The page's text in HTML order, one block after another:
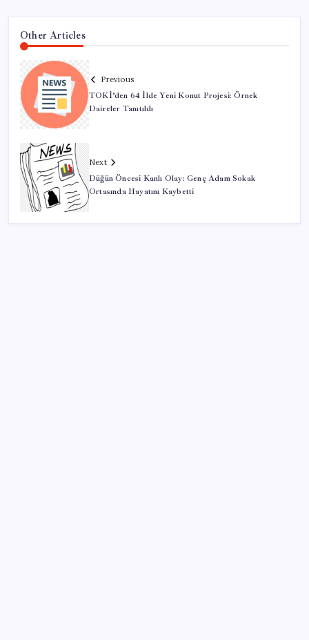
Other Articles
Previous
TOKİ’den 64 İlde Yeni Konut Projesi: Örnek
Daireler Tanıtıldı
Next
Düğün Öncesi Kanlı Olay: Genç Adam Sokak
Ortasında Hayatını Kaybetti